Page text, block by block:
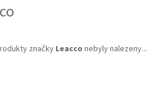
značky Leacco nebyly nalezeny...